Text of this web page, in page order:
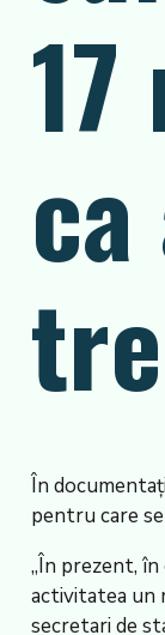
În
pentru care
„În prezent, în
activitatea un
secretari de